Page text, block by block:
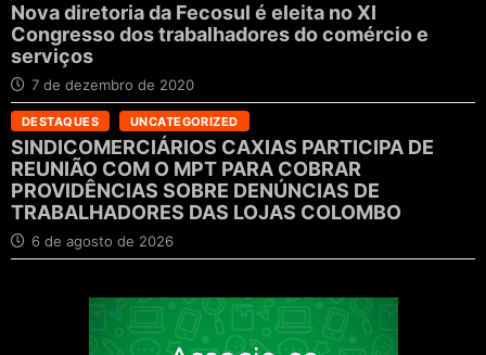
Nova diretoria da Fecosul é eleita no XI
Congresso dos trabalhadores do comércio e
serviços
7 de dezembro de 2020
DESTAQUES UNCATEGORIZED
SINDICOMERCIÁRIOS CAXIAS PARTICIPA DE
REUNIÃO COM O MPT PARA COBRAR
PROVIDÊNCIAS SOBRE DENÚNCIAS DE
TRABALHADORES DAS LOJAS COLOMBO
6 de agosto de 2026